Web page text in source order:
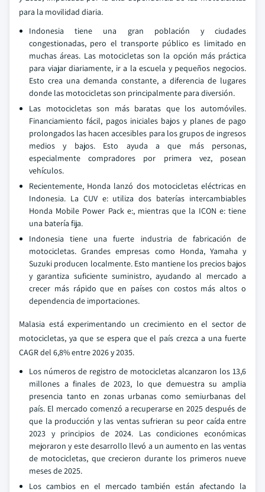
para la movilidad diaria.
Indonesia tiene una gran población y ciudades
congestionadas, pero el transporte público es limitado en
muchas áreas. Las motocicletas son la opción más práctica
para viajar diariamente, ir a la escuela y pequeños negocios.
Esto crea una demanda constante, a diferencia de lugares
donde las motocicletas son principalmente para diversión.
Las motocicletas son más baratas que los automóviles.
Financiamiento fácil, pagos iniciales bajos y planes de pago
prolongados las hacen accesibles para los grupos de ingresos
medios y bajos. Esto ayuda a que más personas,
especialmente compradores por primera vez, posean
vehículos.
Recientemente, Honda lanzó dos motocicletas eléctricas en
Indonesia. La CUV e: utiliza dos baterías intercambiables
Honda Mobile Power Pack e:, mientras que la ICON e: tiene
una batería fija.
Indonesia tiene una fuerte industria de fabricación de
motocicletas. Grandes empresas como Honda, Yamaha y
Suzuki producen localmente. Esto mantiene los precios bajos
y garantiza suficiente suministro, ayudando al mercado a
crecer más rápido que en países con costos más altos o
dependencia de importaciones.
Malasia está experimentando un crecimiento en el sector de
motocicletas, ya que se espera que el país crezca a una fuerte
CAGR del 6,8% entre 2026 y 2035.
Los números de registro de motocicletas alcanzaron los 13,6
millones a finales de 2023, lo que demuestra su amplia
presencia tanto en zonas urbanas como semiurbanas del
país. El mercado comenzó a recuperarse en 2025 después de
que la producción y las ventas sufrieran su peor caída entre
2023 y principios de 2024. Las condiciones económicas
mejoraron y este desarrollo llevó a un aumento en las ventas
de motocicletas, que crecieron durante los primeros nueve
meses de 2025.
Los cambios en el mercado también están afectando la